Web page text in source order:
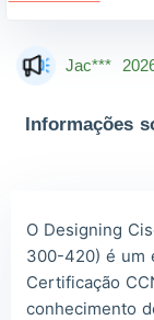
Jac***
Wil***
Luc***
Mas***
Informações
O Designing
300-420) é um
Certificação
conhecimento